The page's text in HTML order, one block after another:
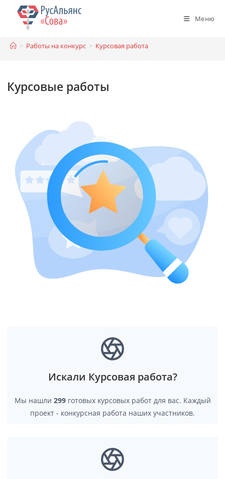
Перейти
содержимому
Меню
> Работы на конкурс > Курсовая работа
Курсовые работы
Искали Курсовая работа?
Мы нашли 299готовых курсовых работ для вас. Каждый
проект - конкурсная работа наших участников.